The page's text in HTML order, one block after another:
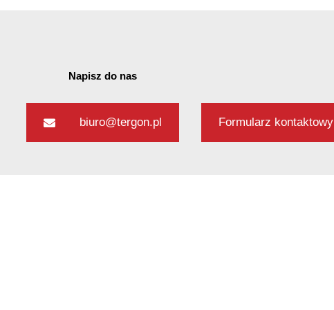
Napisz do nas
biuro@tergon.pl Formularz kontaktowy